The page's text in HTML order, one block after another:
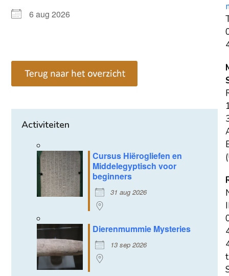
6 aug 2026
Activiteiten
Cursus Hiërogliefen en
Middelegyptisch voor
beginners
31 aug 2026
Dierenmummie Mysteries
13 sep 2026